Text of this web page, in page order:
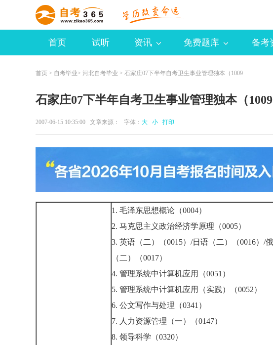
首页 试听 资讯 免费题库 备考
首页 > 自考毕业> 河北自考毕业 > 石家庄07下半年自考卫生事业管理独本（1009
石家庄07下半年自考卫生事业管理独本（
2007-06-15 10:35:00 文章来源： 字体： 大 小 打印
1. 毛泽东思想概论（0004）
2. 马克思主义政治经济学原理（0005）
3. 英语（二）（0015）/日语（二）（0016）/
（二）（0017）
4. 管理系统中计算机应用（0051）
5. 管理系统中计算机应用（实践）（0052）
6. 公文写作与处理（0341）
7. 人力资源管理（一）（0147）
8. 领导科学（0320）